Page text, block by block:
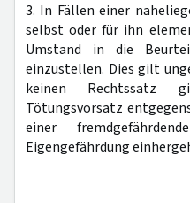
3. In Fällen einer
selbst oder für ihn
Umstand in die
einzustellen. Dies gilt
keinen Rechtssatz
Tötungsvorsatz
einer
Eigengefährdung